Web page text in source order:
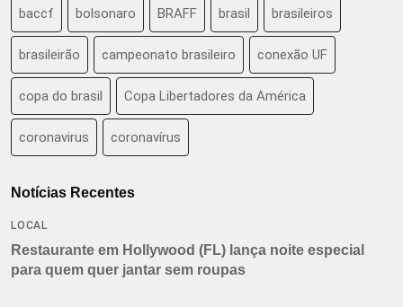
baccf bolsonaro BRAFF brasil brasileiros
brasileirão campeonato brasileiro conexão UF
copa do brasil Copa Libertadores da América
coronavirus coronavírus
Notícias Recentes
LOCAL
Restaurante em Hollywood (FL) lança noite especial
para quem quer jantar sem roupas